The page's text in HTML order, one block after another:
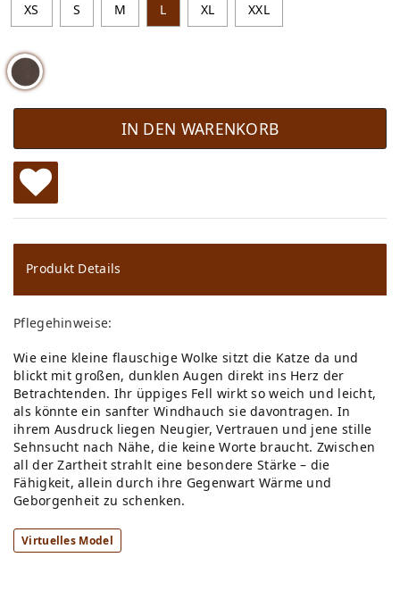
XS S M L XL XXL
IN DEN WARENKORB
W
u
ns
ch
lis
te
Produkt Details
Pflegehinweise:
Wie eine kleine flauschige Wolke sitzt die Katze da und
blickt mit großen, dunklen Augen direkt ins Herz der
Betrachtenden. Ihr üppiges Fell wirkt so weich und leicht,
als könnte ein sanfter Windhauch sie davontragen. In
ihrem Ausdruck liegen Neugier, Vertrauen und jene stille
Sehnsucht nach Nähe, die keine Worte braucht. Zwischen
all der Zartheit strahlt eine besondere Stärke – die
Fähigkeit, allein durch ihre Gegenwart Wärme und
Geborgenheit zu schenken.
Virtuelles Model